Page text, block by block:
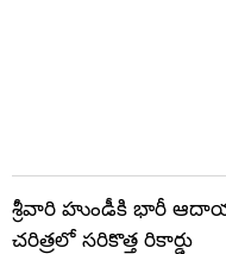
శ్రీవారి హుండీకి భారీ
చరిత్రలో సరికొత్త రికార్డు